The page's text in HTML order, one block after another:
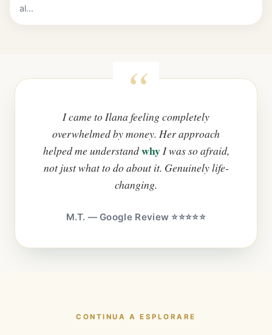
al...
I came to Ilana feeling completely
overwhelmed by money. Her approach
helped me understandwhyI was so afraid,
not just what to do about it. Genuinely life-
changing.
M.T. — Google Review ⭐⭐⭐⭐⭐
CONTINUA A ESPLORARE